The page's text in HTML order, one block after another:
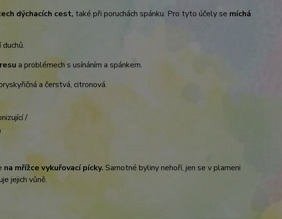
dýchacích cest, také při poruchách spánku. Pro tyto účely se míchá
a problémech s usínáním a spánkem.
a čerstvá, citronová.
/
na mřížce vykuřovací pícky. Samotné byliny nehoří, jen se v plameni
jejich vůně.